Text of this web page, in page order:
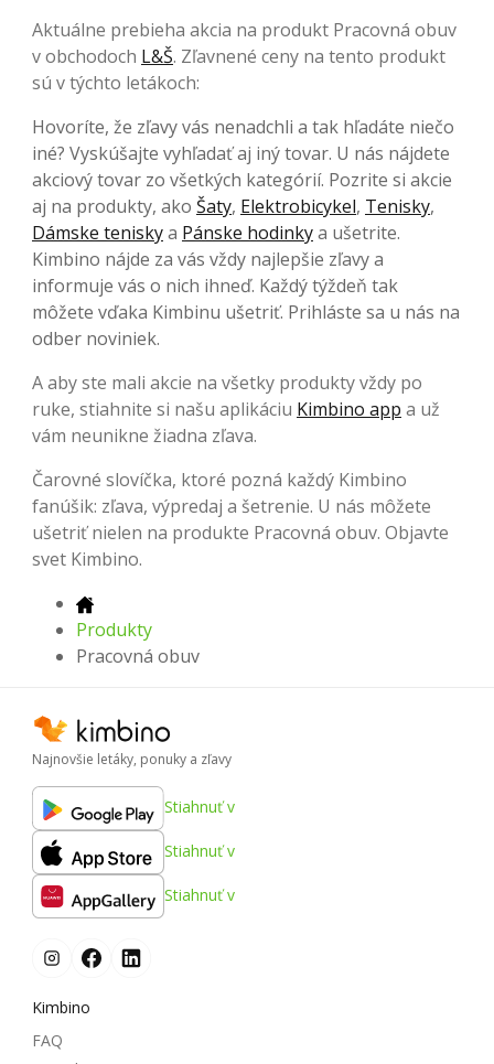
Aktuálne prebieha akcia na produkt Pracovná obuv
v obchodoch L&Š. Zľavnené ceny na tento produkt
sú v týchto letákoch:
Hovoríte, že zľavy vás nenadchli a tak hľadáte niečo
iné? Vyskúšajte vyhľadať aj iný tovar. U nás nájdete
akciový tovar zo všetkých kategórií. Pozrite si akcie
aj na produkty, ako Šaty, Elektrobicykel, Tenisky,
Dámske teniskya Pánske hodinkya ušetrite.
Kimbino nájde za vás vždy najlepšie zľavy a
informuje vás o nich ihneď. Každý týždeň tak
môžete vďaka Kimbinu ušetriť. Prihláste sa u nás na
odber noviniek.
A aby ste mali akcie na všetky produkty vždy po
ruke, stiahnite si našu aplikáciu Kimbino app a už
vám neunikne žiadna zľava.
Čarovné slovíčka, ktoré pozná každý Kimbino
fanúšik: zľava, výpredaj a šetrenie. U nás môžete
ušetriť nielen na produkte Pracovná obuv. Objavte
svet Kimbino.
Produkty
Pracovná obuv
Najnovšie letáky, ponuky a zľavy
Stiahnuť v
Stiahnuť v
Stiahnuť v
Kimbino
FAQ